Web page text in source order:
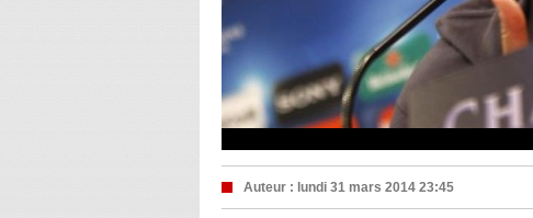
Auteur : lundi 31 mars 2014 23:45